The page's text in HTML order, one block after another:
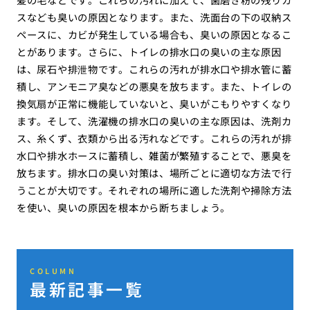
スなども臭いの原因となります。また、洗面台の下の収納ス
ペースに、カビが発生している場合も、臭いの原因となるこ
とがあります。さらに、トイレの排水口の臭いの主な原因
は、尿石や排泄物です。これらの汚れが排水口や排水管に蓄
積し、アンモニア臭などの悪臭を放ちます。また、トイレの
換気扇が正常に機能していないと、臭いがこもりやすくなり
ます。そして、洗濯機の排水口の臭いの主な原因は、洗剤カ
ス、糸くず、衣類から出る汚れなどです。これらの汚れが排
水口や排水ホースに蓄積し、雑菌が繁殖することで、悪臭を
放ちます。排水口の臭い対策は、場所ごとに適切な方法で行
うことが大切です。それぞれの場所に適した洗剤や掃除方法
を使い、臭いの原因を根本から断ちましょう。
COLUMN
最新記事一覧